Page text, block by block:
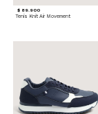
$ 89.900
Tenis Knit Air Movement